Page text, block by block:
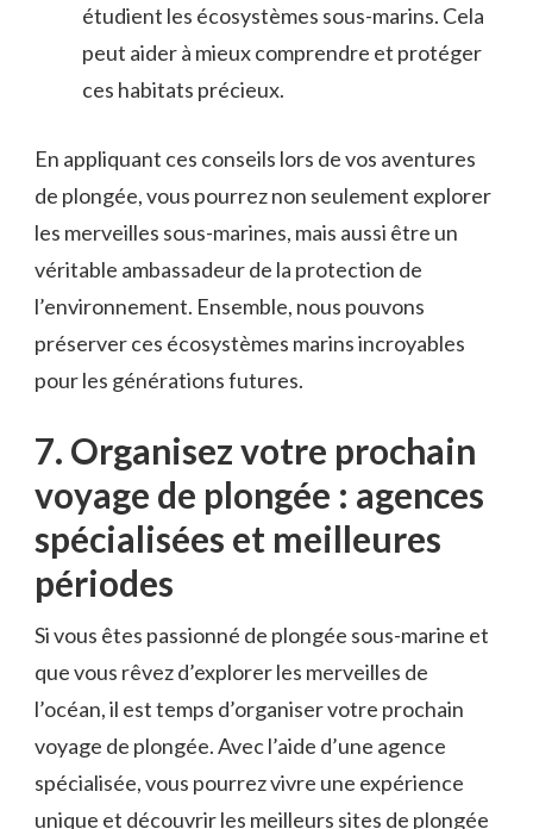
⁣étudient les écosystèmes sous-marins. Cela
⁢peut aider à mieux comprendre et protéger
ces habitats précieux.
En appliquant ces conseils lors ‌de vos aventures
de plongée, vous pourrez non seulement explorer
les ⁢merveilles sous-marines, mais aussi⁣ être un
véritable ambassadeur de la protection de
l’environnement. ⁤Ensemble, nous pouvons
⁤préserver‍ ces écosystèmes marins incroyables
‍pour les générations⁣ futures.
7.‍ Organisez votre​ prochain
voyage⁣ de plongée : agences ​
spécialisées et meilleures
périodes
Si vous êtes‍ passionné de plongée sous-marine et
que vous rêvez d’explorer les merveilles⁤ de
‌l’océan, il est temps d’organiser votre‍ prochain
voyage de plongée. Avec l’aide d’une ‌agence
spécialisée, vous⁢ pourrez vivre une expérience
unique et découvrir les⁢ meilleurs sites de⁤ plongée